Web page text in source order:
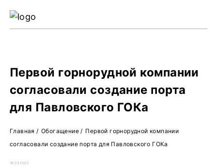
Первой горнорудной компании
согласовали создание порта
для Павловского ГОКа
Главная / Обогащение/ Первой горнорудной компании
согласовали создание порта для Павловского ГОКа
16.03.2022